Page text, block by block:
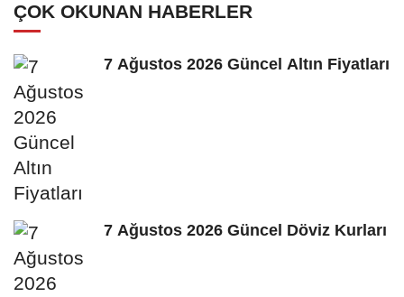
ÇOK OKUNAN HABERLER
7 Ağustos 2026 Güncel Altın Fiyatları
7 Ağustos 2026 Güncel Döviz Kurları